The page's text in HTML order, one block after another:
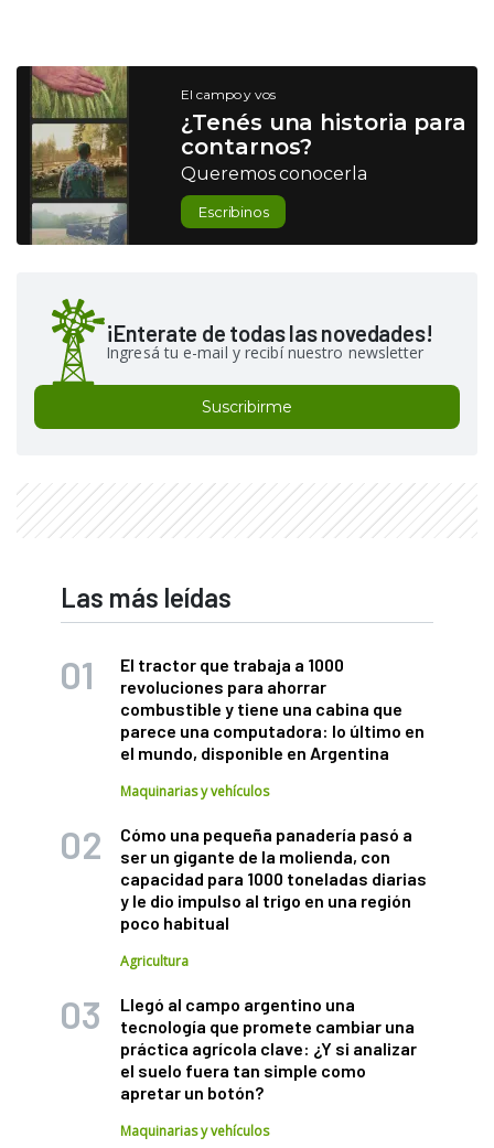
El campo y vos
¿Tenés una historia para
contarnos?
Queremos conocerla
Escribinos
¡Enterate de todas las novedades!
Ingresá tu e-mail y recibí nuestro newsletter
Suscribirme
Las más leídas
El tractor que trabaja a 1000
revoluciones para ahorrar
combustible y tiene una cabina que
parece una computadora: lo último en
el mundo, disponible en Argentina
Maquinarias y vehículos
Cómo una pequeña panadería pasó a
ser un gigante de la molienda, con
capacidad para 1000 toneladas diarias
y le dio impulso al trigo en una región
poco habitual
Agricultura
Llegó al campo argentino una
tecnología que promete cambiar una
práctica agrícola clave: ¿Y si analizar
el suelo fuera tan simple como
apretar un botón?
Maquinarias y vehículos